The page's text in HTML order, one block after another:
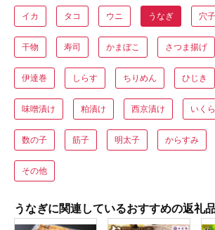
イカ タコ ウニ うなぎ 穴子
干物 寿司 かまぼこ さつま揚げ
伊達巻 しらす ちりめん ひじき
味噌漬け 粕漬け 西京漬け いくら
数の子 筋子 明太子 からすみ
その他
うなぎに関連しているおすすめの返礼